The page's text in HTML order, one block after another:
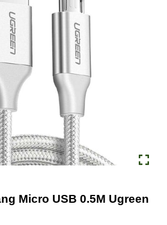
Micro USB 0.5M Ugreen